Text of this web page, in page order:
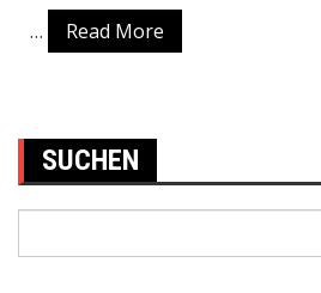
…
Read More
SUCHEN